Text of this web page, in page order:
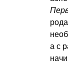
а с